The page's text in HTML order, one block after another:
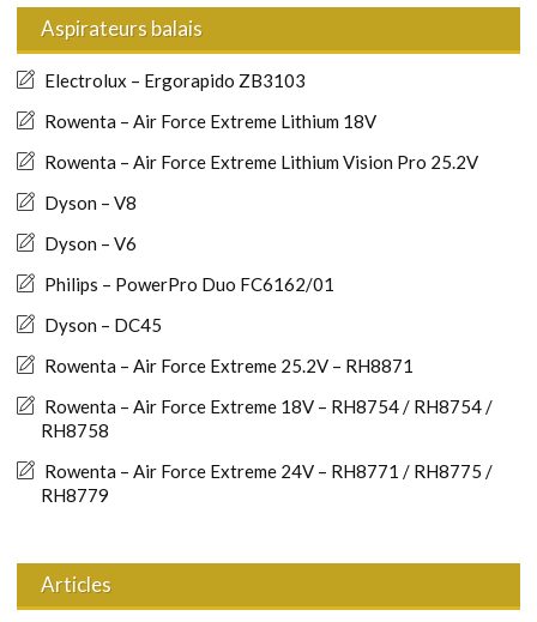
Aspirateurs balais
Electrolux – Ergorapido ZB3103
Rowenta – Air Force Extreme Lithium 18V
Rowenta – Air Force Extreme Lithium Vision Pro 25.2V
Dyson – V8
Dyson – V6
Philips – PowerPro Duo FC6162/01
Dyson – DC45
Rowenta – Air Force Extreme 25.2V – RH8871
Rowenta – Air Force Extreme 18V – RH8754 / RH8754 /
RH8758
Rowenta – Air Force Extreme 24V – RH8771 / RH8775 /
RH8779
Articles